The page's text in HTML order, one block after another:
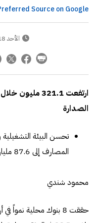
Source on Google
الأحد 18 فبراير 2024
الصدارة
تحسن البيئة التشغيلية
المصارف إلى 87.6 مليار
محمود شندي